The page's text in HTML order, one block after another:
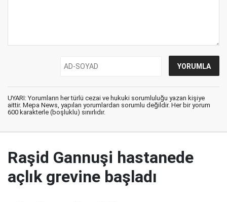
UYARI: Yorumların her türlü cezai ve hukuki sorumluluğu yazan kişiye
aittir. Mepa News, yapılan yorumlardan sorumlu değildir. Her bir yorum
600 karakterle (boşluklu) sınırlıdır.
Raşid Gannuşi hastanede
açlık grevine başladı